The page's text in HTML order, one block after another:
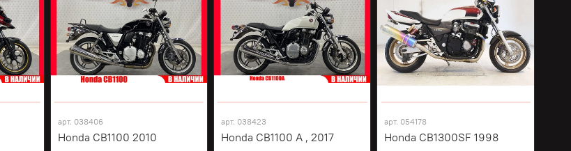
арт. 038406
Honda CB1100 2010
арт. 038423
Honda CB1100 A , 2017
арт. 054178
Honda CB1300SF 1998